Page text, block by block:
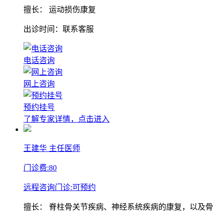
擅长： 运动损伤康复
出诊时间：联系客服
电话咨询
网上咨询
预约挂号
了解专家详情，点击进入
王建华 主任医师
门诊费:80
远程咨询门诊:可预约
擅长：
脊柱骨关节疾病、神经系统疾病的康复，以及骨